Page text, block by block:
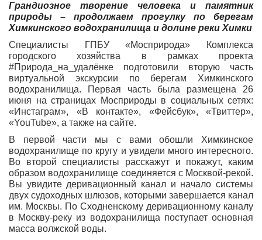
Грандиозное творение человека и памятник
природы – продолжаем прогулку по берегам
Химкинского водохранилища и долине реки Химки
Специалисты ГПБУ «Мосприрода» Комплекса
городского хозяйства в рамках проекта
#Природа_на_удалёнке подготовили вторую часть
виртуальной экскурсии по берегам Химкинского
водохранилища. Первая часть была размещена 26
июня на страницах Мосприроды в социальных сетях:
«Инстаграм», «В контакте», «Фейсбук», «Твиттер»,
«YouTube», а также на сайте.
В первой части мы с вами обошли Химкинское
водохранилище по кругу и увидели много интересного.
Во второй специалисты расскажут и покажут, каким
образом водохранилище соединяется с Москвой-рекой.
Вы увидите деривационный канал и начало системы
двух судоходных шлюзов, которыми завершается канал
им. Москвы. По Сходненскому деривационному каналу
в Москву-реку из водохранилища поступает основная
масса волжской воды.